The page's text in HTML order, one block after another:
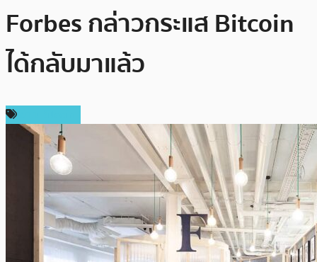
Forbes กล่าวกระแส Bitcoin
ได้กลับมาแล้ว